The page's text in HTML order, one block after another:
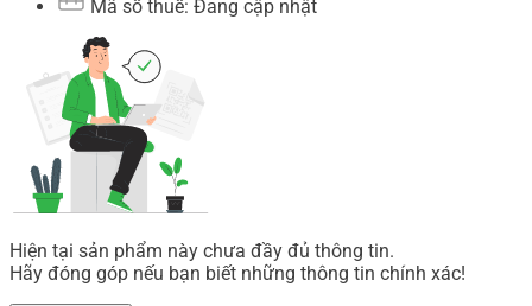
Mã số thuế: Đang cập nhật
Hiện tại sản phẩm này chưa đầy đủ thông tin.
Hãy đóng góp nếu bạn biết những thông tin chính xác!